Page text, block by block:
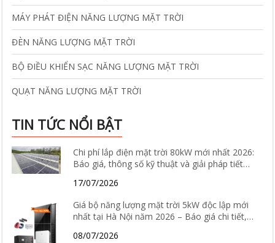
MÁY PHÁT ĐIỆN NĂNG LƯỢNG MẶT TRỜI
ĐÈN NĂNG LƯỢNG MẶT TRỜI
BỘ ĐIỀU KHIỂN SẠC NĂNG LƯỢNG MẶT TRỜI
QUẠT NĂNG LƯỢNG MẶT TRỜI
TIN TỨC NỔI BẬT
Chi phí lắp điện mặt trời 80kW mới nhất 2026:
Báo giá, thông số kỹ thuật và giải pháp tiết
17/07/2026
Giá bộ năng lượng mặt trời 5kW độc lập mới
nhất tại Hà Nội năm 2026 – Báo giá chi tiết,
08/07/2026